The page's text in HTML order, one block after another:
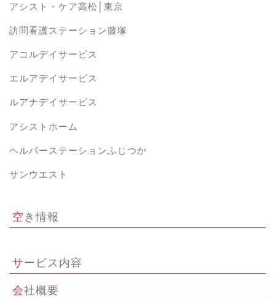
アシスト・ケア高松│東京
訪問看護ステーション藤塚
アコルデイサービス
エルアデイサービス
ルアナデイサービス
アシストホーム
ヘルパーステーションふじつか
サンウエスト
空き情報
サービス内容
会社概要